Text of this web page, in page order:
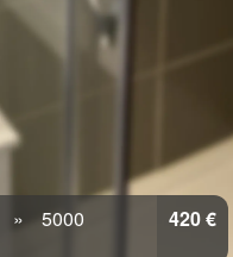
5000
420 €